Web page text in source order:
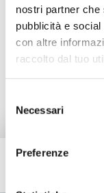
nostri partner che
pubblicità e
con altre
raccolto dal tuo
delNecessari
Preferenze